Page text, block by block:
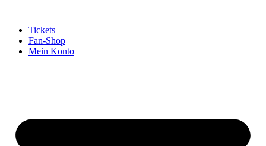
Tickets
Fan-Shop
Mein Konto